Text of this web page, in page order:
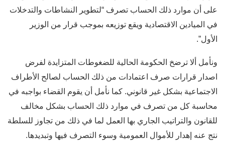
على أن موارد ذلك الحساب تصرف “لتطوير النشاطات والتدخلات
في الميادين الاقتصادية ويقع توزيعه بموجب قرار من الوزير
الأول”.
ونأمل ألا ترضخ الحكومة الحالية للضغوطات المتزايدة لفرض
اصدار قرارات صرف اعتمادات من ذلك الحساب لصالح الأطراف
الاجتماعية بشكل غير قانوني. كما نأمل أن يقوم القضاء بواجبه في
محاسبة كل من تصرف في موارد ذلك الحساب بشكل مخالف
للقانون والتراتيب الجاري بها العمل لما في ذلك من تجاوز للسلطة
نتج عنه إهدار للأموال العمومية وسوء التصرف فيها وتبديدها.